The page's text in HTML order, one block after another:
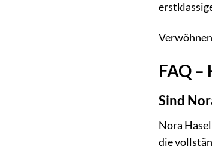
FAQ –
Sind
Nora
die